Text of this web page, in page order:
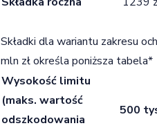
Składki dla wariantu zakresu
mln zł określa poniższa tabela*
Wysokość limitu
(maks. wartość
odszkodowania
500